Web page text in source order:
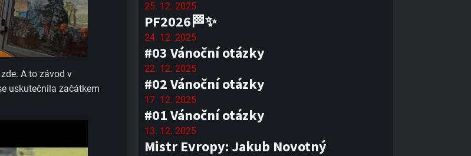
A to závod v
uskutečnila začátkem
25. 12. 2025
PF2026🏁✨
24. 12. 2025
#03 Vánoční otázky
22. 12. 2025
#02 Vánoční otázky
17. 12. 2025
#01 Vánoční otázky
13. 12. 2025
Mistr Evropy: Jakub Novotný